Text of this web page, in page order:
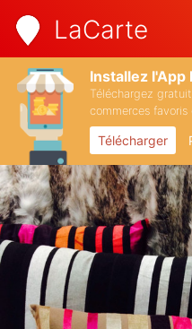
LaCarte
Installez l'App
Téléchargez
commerces favoris
Télécharger